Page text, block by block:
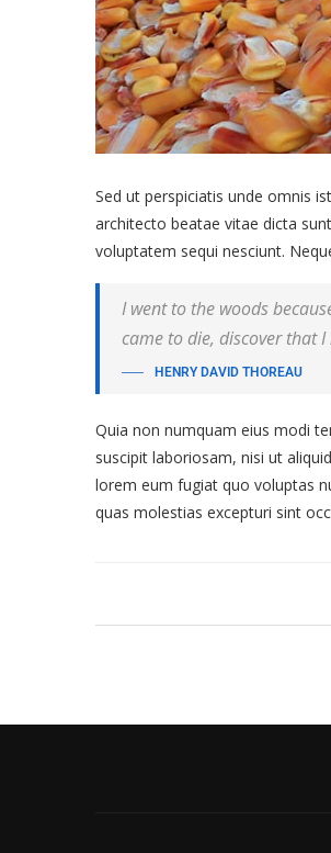
Sed ut perspiciatis unde omnis
architecto beatae vitae dicta
voluptatem sequi nesciunt.
I went to the woods
came to die, discover that
HENRY DAVID THOREAU
Quia non numquam eius modi
suscipit laboriosam, nisi ut
lorem eum fugiat quo voluptas
quas molestias excepturi sint